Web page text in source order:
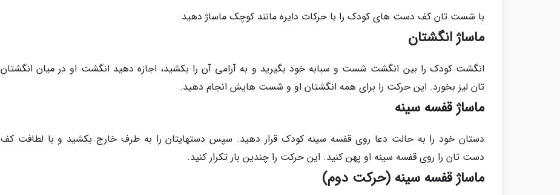
با شست تان کف دست های کودک را با حرکات دایره مانند کوچک ماساژ دهید.
ماساژ انگشتان
انگشت کودک را بین انگشت شست و سبابه خود بگیرید و به آرامی آن را بکشید، اجازه دهید انگشت او در میان انگشتان
تان لیز بخورد. این حرکت را برای همه انگشتان او و شست هایش انجام دهید.
ماساژ قفسه سینه
دستان خود را به حالت دعا روی قفسه سینه کودک قرار دهید. سپس دستهایتان را به طرف خارج بکشید و با لطافت کف
دست تان را روی قفسه سینه او پهن کنید. این حرکت را چندین بار تکرار کنید.
ماساژ قفسه سینه (حرکت دوم)